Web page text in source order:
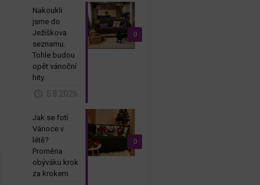
0
Nakoukli
jsme do
Ježíškova
seznamu.
Tohle budou
opět vánoční
hity.
5.8.2026
0
Jak se fotí
Vánoce v
létě?
Proměna
obýváku krok
za krokem